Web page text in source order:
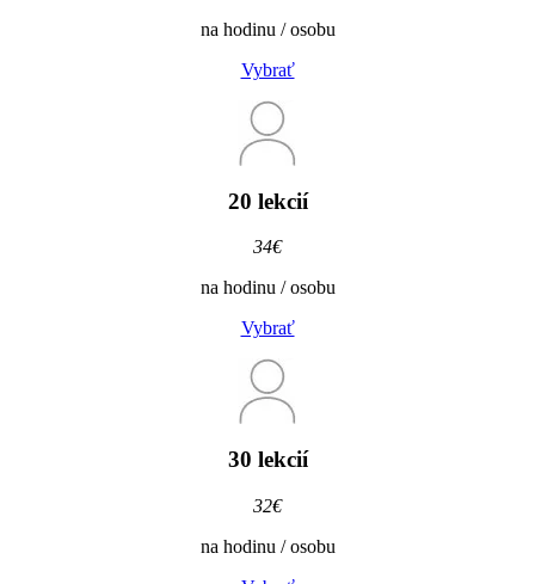
na hodinu / osobu
Vybrať
20 lekcií
34€
na hodinu / osobu
Vybrať
30 lekcií
32€
na hodinu / osobu